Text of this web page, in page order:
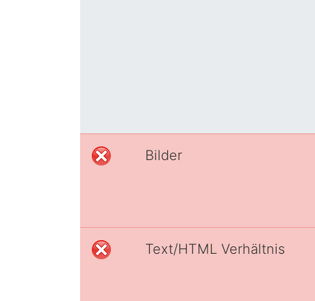
Bilder
Text/HTML Verhältnis